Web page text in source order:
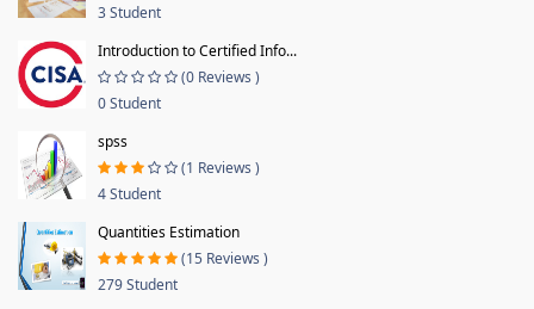
3 Student
Introduction to Certified Info...
(0 Reviews )
0 Student
spss
(1 Reviews )
4 Student
Quantities Estimation
(15 Reviews )
279 Student